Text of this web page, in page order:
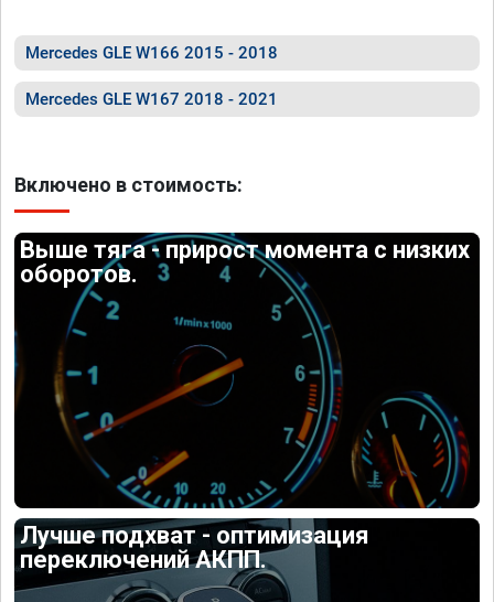
Mercedes GLE W166 2015 - 2018
Mercedes GLE W167 2018 - 2021
Включено в стоимость:
Выше тяга - прирост момента с низких
оборотов.
Лучше подхват - оптимизация
переключений АКПП.